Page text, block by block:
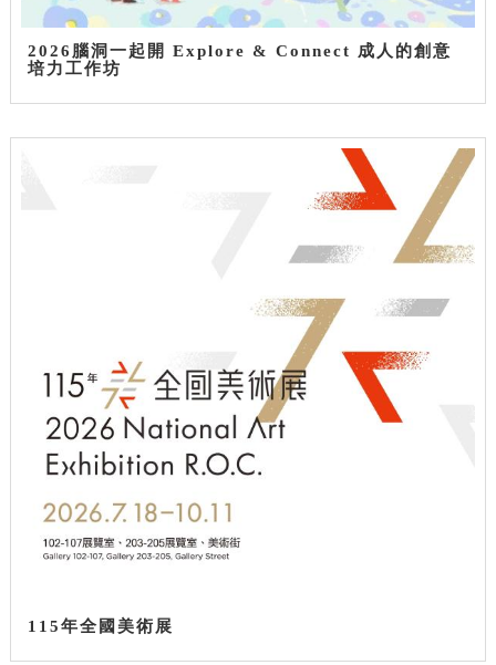
2026腦洞一起開 Explore & Connect 成人的創意
培力工作坊
115年全國美術展